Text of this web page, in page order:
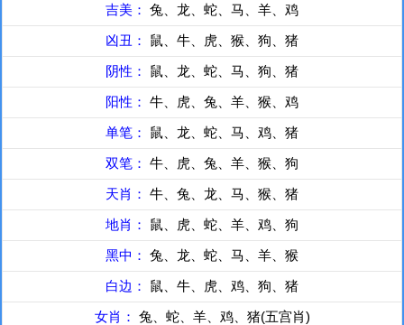
吉美： 兔、龙、蛇、马、羊、鸡
凶丑： 鼠、牛、虎、猴、狗、猪
阴性： 鼠、龙、蛇、马、狗、猪
阳性： 牛、虎、兔、羊、猴、鸡
单笔： 鼠、龙、蛇、马、鸡、猪
双笔： 牛、虎、兔、羊、猴、狗
天肖： 牛、兔、龙、马、猴、猪
地肖： 鼠、虎、蛇、羊、鸡、狗
黑中： 兔、龙、蛇、马、羊、猴
白边： 鼠、牛、虎、鸡、狗、猪
女肖： 兔、蛇、羊、鸡、猪(五宫肖)